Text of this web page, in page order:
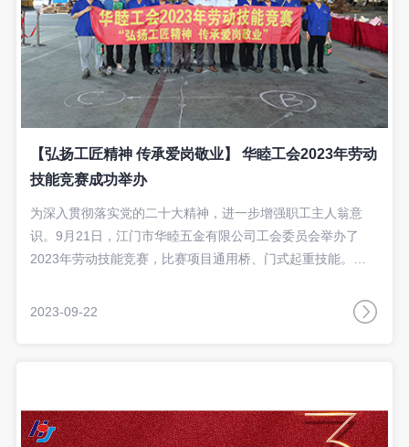
【弘扬工匠精神 传承爱岗敬业】 华睦工会2023年劳动
技能竞赛成功举办
为深入贯彻落实党的二十大精神，进一步增强职工主人翁意
识。9月21日，江门市华睦五金有限公司工会委员会举办了
2023年劳动技能竞赛，比赛项目通用桥、门式起重技能。
书、奖牌和奖金。
2023-09-22